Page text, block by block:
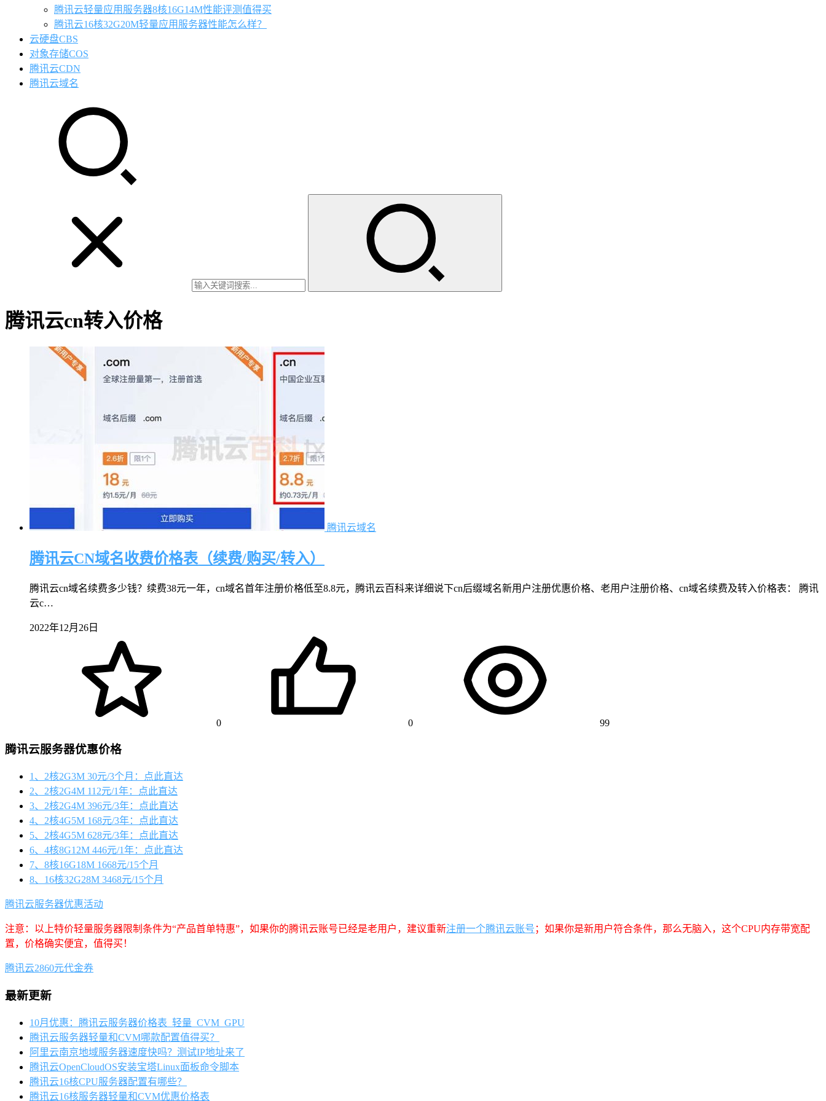
腾讯云轻量应用服务器8核16G14M性能评测值得买
腾讯云16核32G20M轻量应用服务器性能怎么样？
云硬盘CBS
对象存储COS
腾讯云CDN
腾讯云域名
腾讯云cn转入价格
腾讯云域名
腾讯云CN域名收费价格表（续费/购买/转入）
腾讯云cn域名续费多少钱？续费38元一年，cn域名首年注册价格低至8.8元，腾讯云百科来详细说下cn后缀域名新用户注册优惠价格、老用户注册价格、cn域名续费及转入价格表： 腾讯
云c…
2022年12月26日
0 0 99
腾讯云服务器优惠价格
1、2核2G3M 30元/3个月：点此直达
2、2核2G4M 112元/1年：点此直达
3、2核2G4M 396元/3年：点此直达
4、2核4G5M 168元/3年：点此直达
5、2核4G5M 628元/3年：点此直达
6、4核8G12M 446元/1年：点此直达
7、8核16G18M 1668元/15个月
8、16核32G28M 3468元/15个月
腾讯云服务器优惠活动
注意：以上特价轻量服务器限制条件为“产品首单特惠”，如果你的腾讯云账号已经是老用户，建议重新注册一个腾讯云账号 ；如果你是新用户符合条件，那么无脑入，这个CPU内存带宽配
置，价格确实便宜，值得买！
腾讯云2860元代金券
最新更新
10月优惠：腾讯云服务器价格表_轻量_CVM_GPU
腾讯云服务器轻量和CVM哪款配置值得买？
阿里云南京地域服务器速度快吗？测试IP地址来了
腾讯云OpenCloudOS安装宝塔Linux面板命令脚本
腾讯云16核CPU服务器配置有哪些？
腾讯云16核服务器轻量和CVM优惠价格表